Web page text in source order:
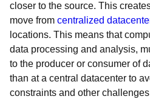
closer to the source. This
move from centralized
locations. This means that
data processing and analysis,
to the producer or consumer of
than at a central datacenter to
constraints and other